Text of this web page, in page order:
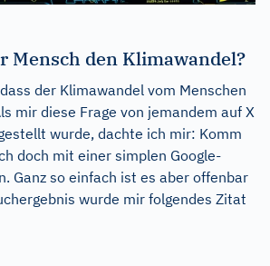
Mensch den Klimawandel?
der Klimawandel vom Menschen
mir diese Frage von jemandem auf X
wurde, dachte ich mir: Komm
doch mit einer simplen Google-
Ganz so einfach ist es aber offenbar
wurde mir folgendes Zitat